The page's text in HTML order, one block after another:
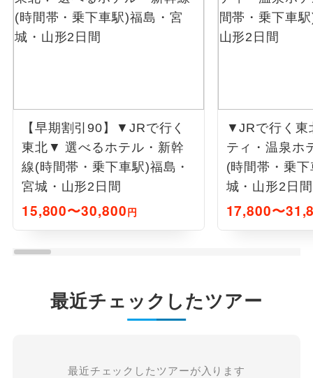
【早期割引90】▼JRで行く
東北▼ 選べるホテル・新幹
線(時間帯・乗下車駅)福島・
宮城・山形2日間
15,800〜30,800円
▼JRで行く
ティ・温泉ホ
(時間帯・乗
城・山形2日間
17,800〜
最近チェックしたツアー
最近チェックしたツアーが入ります